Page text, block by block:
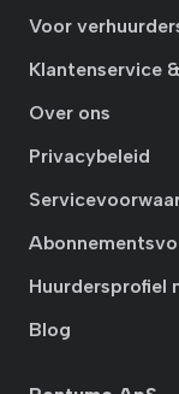
Voor
Klantenservice
Over ons
Privacybeleid
Huurdersprofiel
Blog